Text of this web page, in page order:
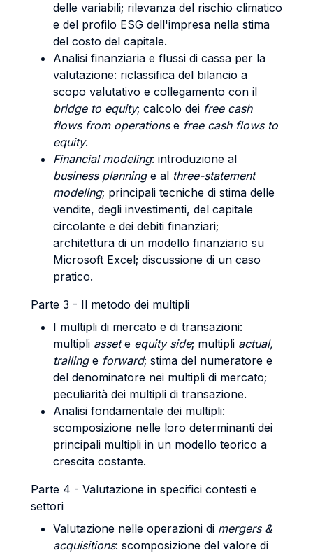
delle variabili; rilevanza del rischio climatico
e del profilo ESG dell'impresa nella stima
del costo del capitale.
Analisi finanziaria e flussi di cassa per la
valutazione: riclassifica del bilancio a
scopo valutativo e collegamento con il
bridge to equity; calcolo dei free cash
flows from operationse free cash flows to
equity.
Financial modeling: introduzione al
business planninge al three-statement
modeling; principali tecniche di stima delle
vendite, degli investimenti, del capitale
circolante e dei debiti finanziari;
architettura di un modello finanziario su
Microsoft Excel; discussione di un caso
pratico.
Parte 3 - Il metodo dei multipli
I multipli di mercato e di transazioni:
multipli assete equity side; multipli actual,
trailinge forward; stima del numeratore e
del denominatore nei multipli di mercato;
peculiarità dei multipli di transazione.
Analisi fondamentale dei multipli:
scomposizione nelle loro determinanti dei
principali multipli in un modello teorico a
crescita costante.
Parte 4 - Valutazione in specifici contesti e
settori
Valutazione nelle operazioni di mergers &
acquisitions: scomposizione del valore di